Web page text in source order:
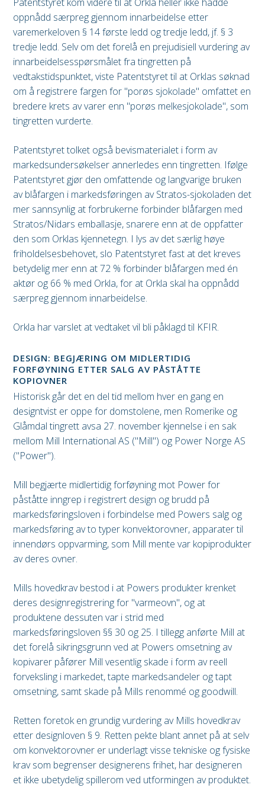
oppnådd særpreg gjennom innarbeidelse etter
varemerkeloven § 14 første ledd og tredje ledd, jf. § 3
tredje ledd. Selv om det forelå en prejudisiell vurdering av
innarbeidelsesspørsmålet fra tingretten på
vedtakstidspunktet, viste Patentstyret til at Orklas søknad
om å registrere fargen for "porøs sjokolade" omfattet en
bredere krets av varer enn "porøs melkesjokolade", som
tingretten vurderte.
Patentstyret tolket også bevismaterialet i form av
markedsundersøkelser annerledes enn tingretten. Ifølge
Patentstyret gjør den omfattende og langvarige bruken
av blåfargen i markedsføringen av Stratos-sjokoladen det
mer sannsynlig at forbrukerne forbinder blåfargen med
Stratos/Nidars emballasje, snarere enn at de oppfatter
den som Orklas kjennetegn. I lys av det særlig høye
friholdelsesbehovet, slo Patentstyret fast at det kreves
betydelig mer enn at 72 % forbinder blåfargen med én
aktør og 66 % med Orkla, for at Orkla skal ha oppnådd
særpreg gjennom innarbeidelse.
Orkla har varslet at vedtaket vil bli påklagd til KFIR.
DESIGN: BEGJÆRING OM MIDLERTIDIG
FORFØYNING ETTER SALG AV PÅSTÅTTE
KOPIOVNER
Historisk går det en del tid mellom hver en gang en
designtvist er oppe for domstolene, men Romerike og
Glåmdal tingrett avsa 27. november kjennelse i en sak
mellom Mill International AS ("Mill") og Power Norge AS
("Power").
Mill begjærte midlertidig forføyning mot Power for
påståtte inngrep i registrert design og brudd på
markedsføringsloven i forbindelse med Powers salg og
markedsføring av to typer konvektorovner, apparater til
innendørs oppvarming, som Mill mente var kopiprodukter
av deres ovner.
Mills hovedkrav bestod i at Powers produkter krenket
deres designregistrering for "varmeovn", og at
produktene dessuten var i strid med
markedsføringsloven §§ 30 og 25. I tillegg anførte Mill at
det forelå sikringsgrunn ved at Powers omsetning av
kopivarer påfører Mill vesentlig skade i form av reell
forveksling i markedet, tapte markedsandeler og tapt
omsetning, samt skade på Mills renommé og goodwill.
Retten foretok en grundig vurdering av Mills hovedkrav
etter designloven § 9. Retten pekte blant annet på at selv
om konvektorovner er underlagt visse tekniske og fysiske
krav som begrenser designerens frihet, har designeren
et ikke ubetydelig spillerom ved utformingen av produktet.